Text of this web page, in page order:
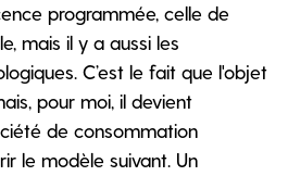
programmée, celle de
mais il y a aussi les
C’est le fait que l'objet
pour moi, il devient
de consommation
le modèle suivant. Un